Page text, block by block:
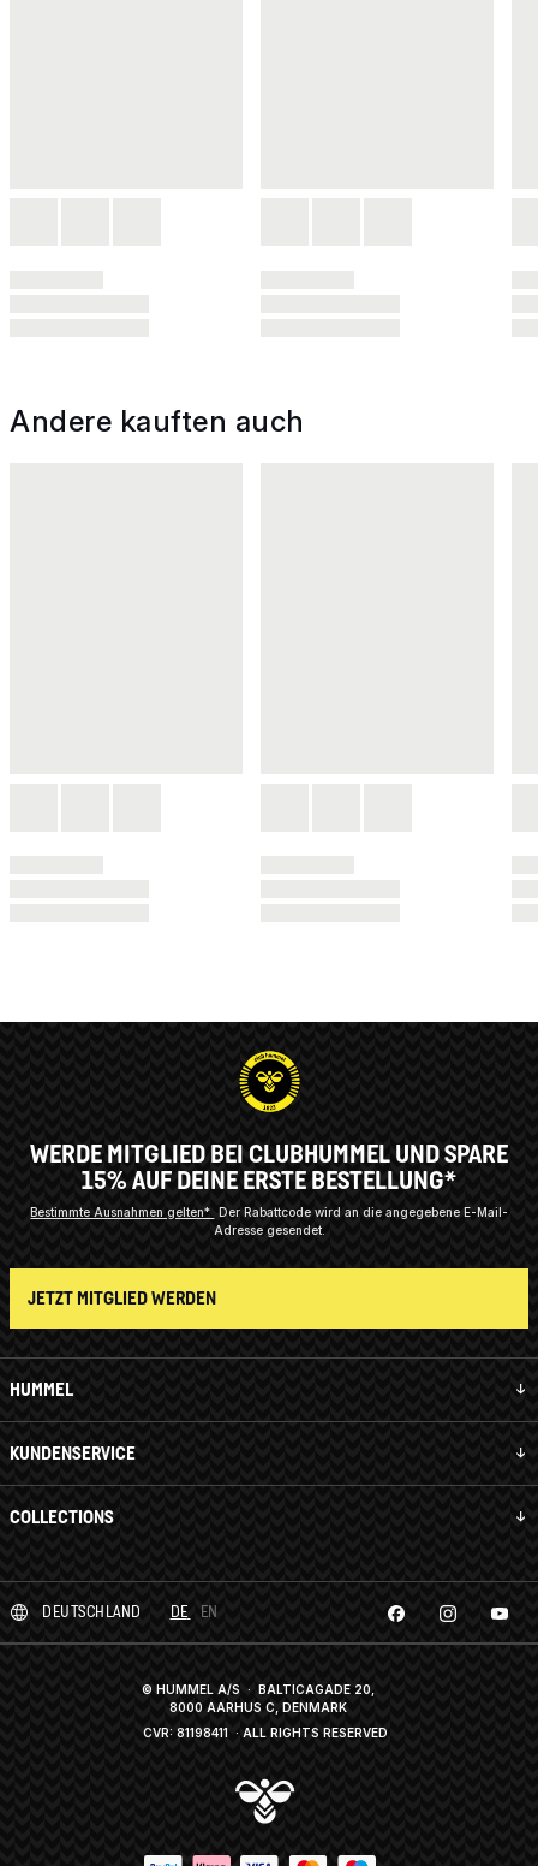
Andere kauften auch
HUMMEL
KUNDENSERVICE
COLLECTIONS
WERDE MITGLIED BEI CLUBHUMMEL UND SPARE
15% AUF DEINE ERSTE BESTELLUNG*
Bestimmte Ausnahmen gelten* Der Rabattcode wird an die angegebene E-Mail-
Adresse gesendet.
JETZT MITGLIED WERDEN
DEUTSCHLAND DE EN
© HUMMEL A/S · BALTICAGADE 20,
8000 AARHUS C, DENMARK
CVR: 81198411 · ALL RIGHTS RESERVED